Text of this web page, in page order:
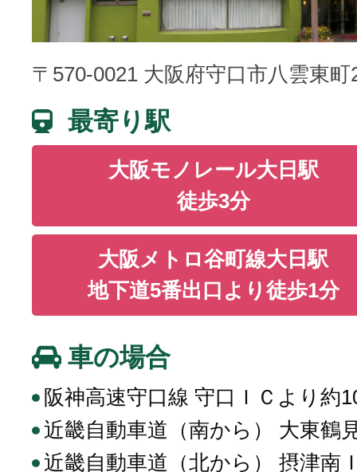
〒570-0021 大阪府守口市八雲東町
最寄り駅
大阪モノレール大日駅
徒歩3分
大阪メトロ谷町線大日駅
地下道5番出口より徒歩1分
車の場合
阪神高速守口線 守口ＩＣより約
近畿自動車道（南から） 大東鶴
近畿自動車道（北から） 摂津南